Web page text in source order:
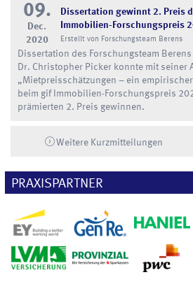
09.
Dec.
2020
Dissertation gewinnt 2. Preis
Immobilien-Forschungspreis
Erstellt von Forschungsteam Berens
Dissertation des Forschungsteam
Dr. Christopher Picker konnte mit seiner
„Mietpreisschätzungen – ein
beim gif Immobilien-Forschungspreis
prämierten 2. Preis gewinnen.
Weitere Kurzmitteilungen
PRAXISPARTNER